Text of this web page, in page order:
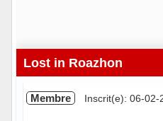
Lost in Roazhon
Membre Inscrit(e): 06-02-